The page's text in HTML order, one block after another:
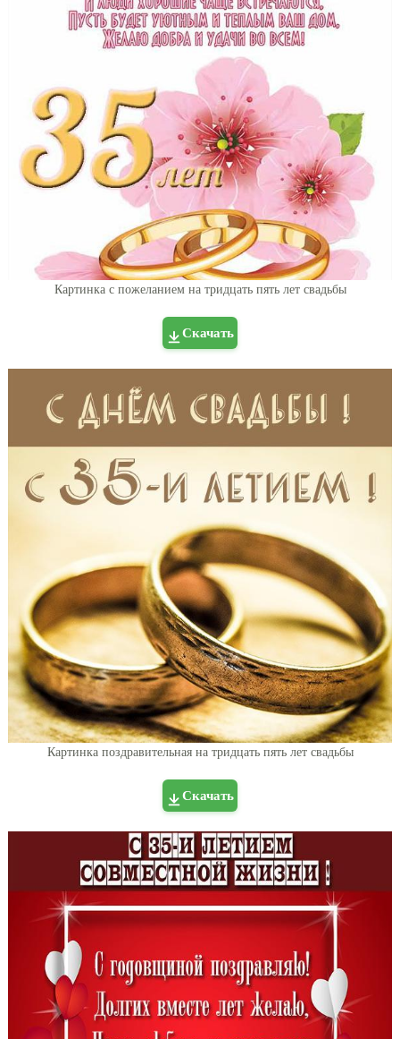
Картинка с пожеланием на тридцать пять лет свадьбы
Скачать
Картинка поздравительная на тридцать пять лет свадьбы
Скачать